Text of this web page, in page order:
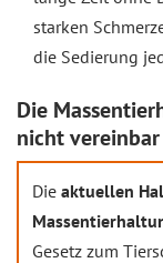
starken
die Sedierung
Die
nicht vereinbar
Die aktuellen
Gesetz zum